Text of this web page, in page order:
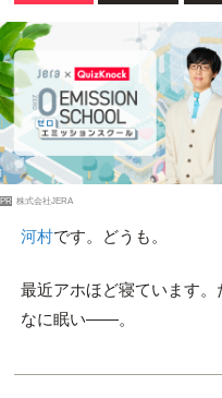
PR 株式会社JERA
河村です。どうも。
最近アホほど寝ています
なに眠い――。